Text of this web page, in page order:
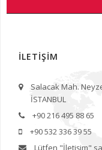
İLETİŞİM
Salacak Mah.
İSTANBUL
+90 216 495 88 65
+90 532 336 39 55
Lütfen "İletişim"